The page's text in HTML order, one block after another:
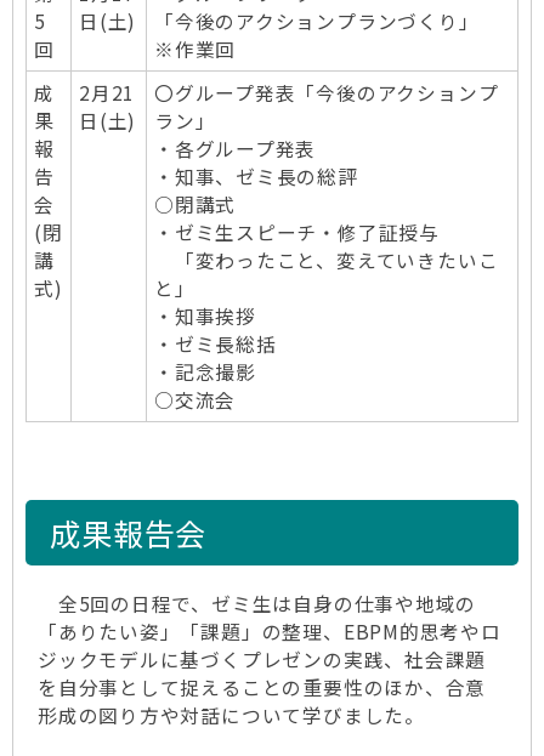
5
回
日(土)
「今後のアクションプランづくり」
※作業回
成
果
報
告
会
(閉
講
式)
2月21
日(土)
〇グループ発表「今後のアクションプ
ラン」
・各グループ発表
・知事、ゼミ長の総評
○閉講式
・ゼミ生スピーチ・修了証授与
「変わったこと、変えていきたいこ
と」
・知事挨拶
・ゼミ長総括
・記念撮影
○交流会
成果報告会
全5回の日程で、ゼミ生は自身の仕事や地域の
「ありたい姿」「課題」の整理、EBPM的思考やロ
ジックモデルに基づくプレゼンの実践、社会課題
を自分事として捉えることの重要性のほか、合意
形成の図り方や対話について学びました。